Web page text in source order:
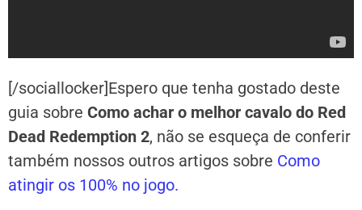
[/sociallocker]Espero que tenha gostado deste
guia sobre Como achar o melhor cavalo do Red
Dead Redemption 2, não se esqueça de conferir
também nossos outros artigos sobre Como
atingir os 100% no jogo.